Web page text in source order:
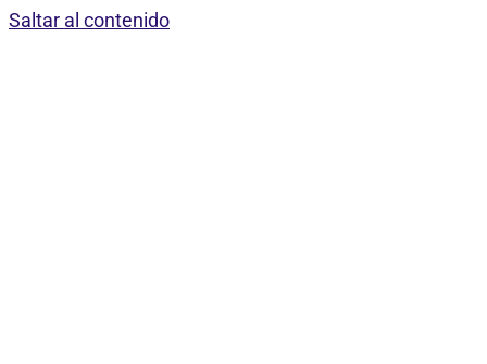
Saltar al contenido